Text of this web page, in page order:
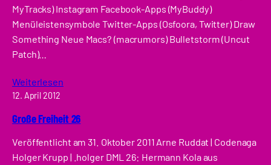
MyTracks) Instagram Facebook-Apps (MyBuddy)
Menüleistensymbole Twitter-Apps (Osfoora, Twitter) Draw
Something Neue Macs? (macrumors) Bulletstorm (Uncut
Patch)…
Weiterlesen
12. April 2012
Große Freiheit 26
Veröffentlicht am 31. Oktober 2011 Arne Ruddat | Codenaga
Holger Krupp | .holger DML 26: Hermann Kola aus